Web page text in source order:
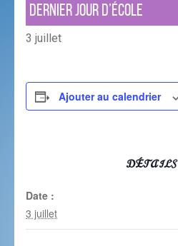
Dernier jour d’école
3 juillet
Ajouter au calendrier
DÉTAILS
Date :
3 juillet